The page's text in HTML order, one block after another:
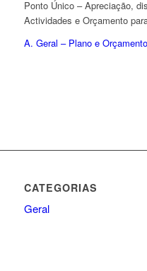
Ponto Único – Apreciação,
Actividades e Orçamento
A. Geral – Plano e
CATEGORIAS
Geral